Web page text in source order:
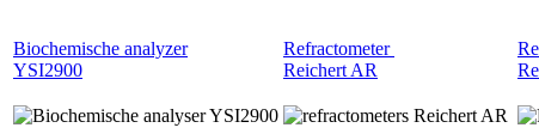
Biochemische analyzer
YSI2900
Refractometer
Reichert AR